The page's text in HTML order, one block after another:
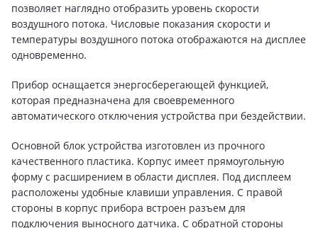
позволяет наглядно отобразить уровень скорости
воздушного потока. Числовые показания скорости и
температуры воздушного потока отображаются на дисплее
одновременно.
Прибор оснащается энергосберегающей функцией,
которая предназначена для своевременного
автоматического отключения устройства при бездействии.
Основной блок устройства изготовлен из прочного
качественного пластика. Корпус имеет прямоугольную
форму с расширением в области дисплея. Под дисплеем
расположены удобные клавиши управления. С правой
стороны в корпус прибора встроен разъем для
подключения выносного датчика. С обратной стороны